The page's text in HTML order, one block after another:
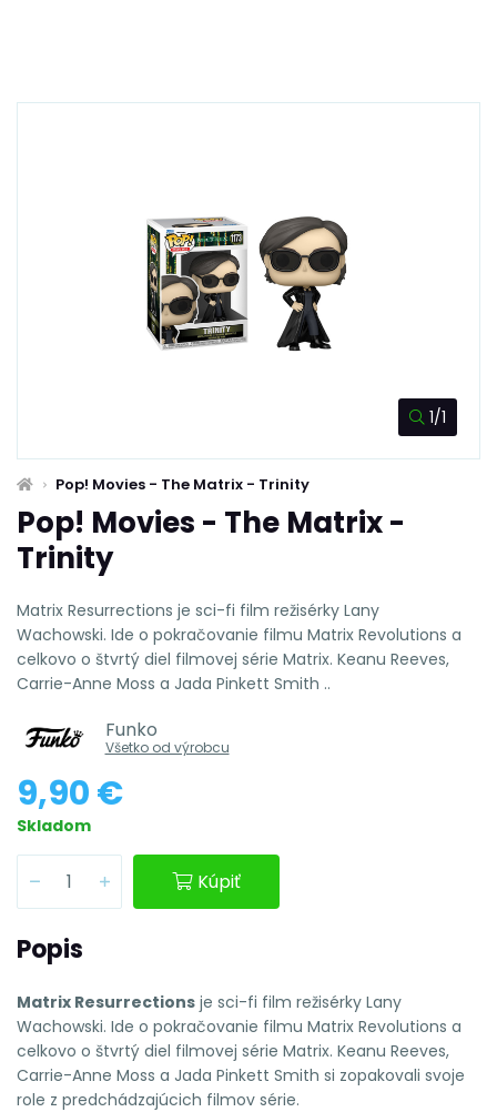
1/1
Pop! Movies - The Matrix - Trinity
Pop! Movies - The Matrix -
Trinity
Matrix Resurrections je sci-fi film režisérky Lany
Wachowski. Ide o pokračovanie filmu Matrix Revolutions a
celkovo o štvrtý diel filmovej série Matrix. Keanu Reeves,
Carrie-Anne Moss a Jada Pinkett Smith ..
Funko
Všetko od výrobcu
9,90 €
Skladom
Kúpiť
Popis
Matrix Resurrections je sci-fi film režisérky Lany
Wachowski. Ide o pokračovanie filmu Matrix Revolutions a
celkovo o štvrtý diel filmovej série Matrix. Keanu Reeves,
Carrie-Anne Moss a Jada Pinkett Smith si zopakovali svoje
role z predchádzajúcich filmov série.